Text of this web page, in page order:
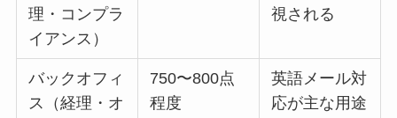
理・コンプラ
イアンス）
視される
バックオフィ
ス（経理・オ
750〜800点
程度
英語メール対
応が主な用途